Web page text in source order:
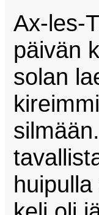
Ax-les-
päivän
solan